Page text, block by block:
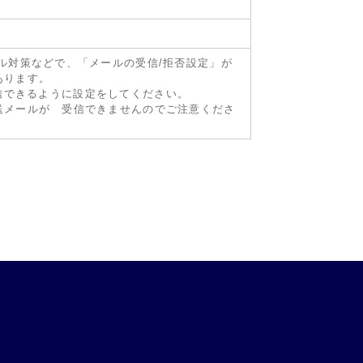
対策などで、「メールの受信/拒否設定」が
ます。
きるように設定をしてください。
ールが 受信できませんのでご注意くださ